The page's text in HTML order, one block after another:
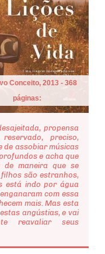
Conceito, 2013 - 368
páginas:
propensa
preciso,
de assobiar músicas
e acha que
maneira que se
filhos são estranhos,
está indo por água
com essa
mais. Mas esta
angústias, e vai
reavaliar seus